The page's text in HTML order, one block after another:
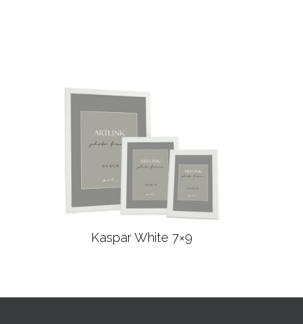
Læs mere
Kaspar White 7×9